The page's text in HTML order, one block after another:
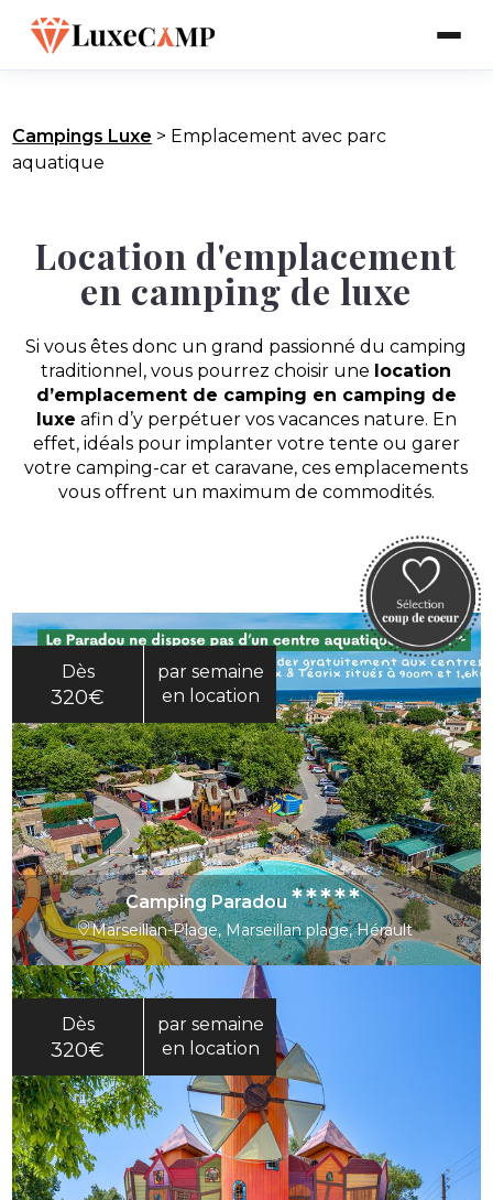
Campings Luxe > Emplacement avec parc
aquatique
Location d'emplacement
en camping de luxe
Si vous êtes donc un grand passionné du camping
traditionnel, vous pourrez choisir une location
d’emplacement de camping en camping de
luxe afin d’y perpétuer vos vacances nature. En
effet, idéals pour implanter votre tente ou garer
votre camping-car et caravane, ces emplacements
vous offrent un maximum de commodités.
Dès
320€
par semaine
en location
Camping Paradou*****
Marseillan-Plage, Marseillan plage, Hérault
Dès
320€
par semaine
en location